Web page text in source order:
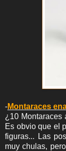
-Montaraces
¿10 Montaraces
Es obvio que el
figuras... Las
muy chulas,